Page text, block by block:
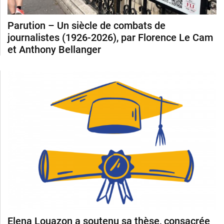
Parution – Un siècle de combats de
journalistes (1926-2026), par Florence Le Cam
et Anthony Bellanger
Elena Louazon a soutenu sa thèse, consacrée